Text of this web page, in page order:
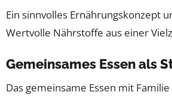
Ein sinnvolles Ernährungskonzept
Wertvolle Nährstoffe aus einer
Gemeinsames Essen als
Das gemeinsame Essen mit